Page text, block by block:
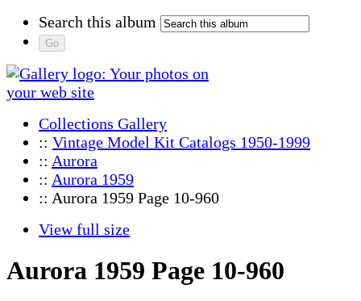
Search this album
Collections Gallery
:: Vintage Model Kit Catalogs 1950-1999
:: Aurora
:: Aurora 1959
:: Aurora 1959 Page 10-960
View full size
Aurora 1959 Page 10-960